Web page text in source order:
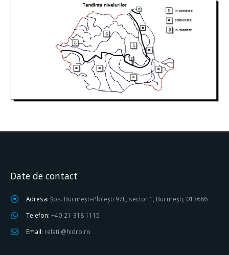
Date de contact
Adresa: Șos. București-Ploiești 97E, sector 1, București, 013686
Telefon: +40-21-318 1115
Email: relatii@hidro.ro